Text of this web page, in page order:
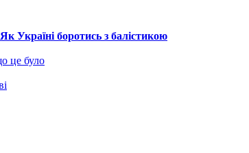
Україні боротись з балістикою
це було